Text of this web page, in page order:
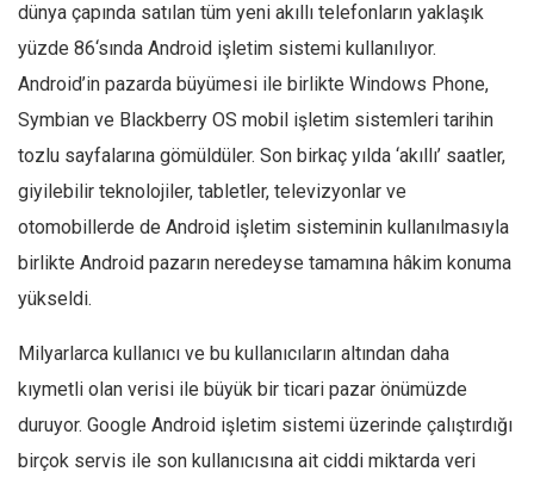
Kategoriler
Kültür Sanat
Kitap
Karisi kitap sualleri
7 soruda bu hafta
Ekonomi
Spor
Sağlık
Gıda-Beslenme
Hayat
Türkiye
dünya çapında satılan tüm yeni akıllı telefonların yaklaşık
yüzde 86‘sında Android işletim sistemi kullanılıyor.
Android’in pazarda büyümesi ile birlikte Windows Phone,
Symbian ve Blackberry OS mobil işletim sistemleri tarihin
tozlu sayfalarına gömüldüler. Son birkaç yılda ‘akıllı’ saatler,
giyilebilir teknolojiler, tabletler, televizyonlar ve
otomobillerde de Android işletim sisteminin kullanılmasıyla
birlikte Android pazarın neredeyse tamamına hâkim konuma
yükseldi.
Milyarlarca kullanıcı ve bu kullanıcıların altından daha
kıymetli olan verisi ile büyük bir ticari pazar önümüzde
duruyor. Google Android işletim sistemi üzerinde çalıştırdığı
birçok servis ile son kullanıcısına ait ciddi miktarda veri